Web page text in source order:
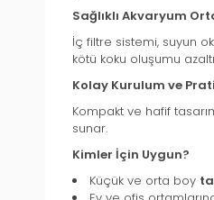
Sağlıklı Akvaryum
İç filtre sistemi, suyun
kötü koku oluşumu
Kolay Kurulum ve
Kompakt ve hafif
sunar.
Kimler İçin Uygun?
Küçük ve orta boy